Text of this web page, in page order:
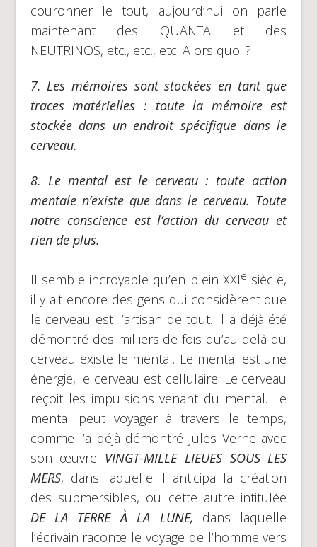
couronner le tout, aujourd’hui on parle
maintenant des QUANTA et des
NEUTRINOS, etc., etc., etc. Alors quoi ?
7.Les mémoires sont stockées en tant que
traces matérielles : toute la mémoire est
stockée dans un endroit spécifique dans le
cerveau.
8. Le mental est le cerveau : toute action
mentale n’existe que dans le cerveau. Toute
notre conscience est l’action du cerveau et
rien de plus.
Il semble incroyable qu’en plein XXIe siècle,
il y ait encore des gens qui considèrent que
le cerveau est l’artisan de tout. Il a déjà été
démontré des milliers de fois qu’au-delà du
cerveau existe le mental. Le mental est une
énergie, le cerveau est cellulaire. Le cerveau
reçoit les impulsions venant du mental. Le
mental peut voyager à travers le temps,
comme l’a déjà démontré Jules Verne avec
son œuvre VINGT-MILLE LIEUES SOUS LES
MERS, dans laquelle il anticipa la création
des submersibles, ou cette autre intitulée
DE LA TERRE À LA LUNE, dans laquelle
l’écrivain raconte le voyage de l’homme vers